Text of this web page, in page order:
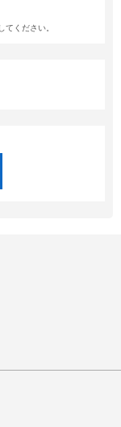
ください。